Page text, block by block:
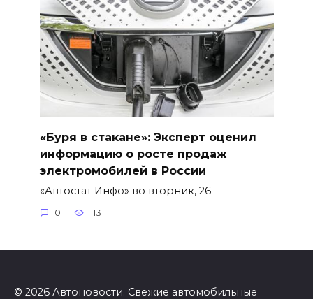
«Буря в стакане»: Эксперт оценил
информацию о росте продаж
электромобилей в России
«Автостат Инфо» во вторник, 26
0 113
© 2026 Автоновости. Свежие автомобильные